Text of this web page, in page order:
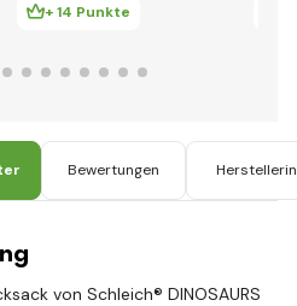
+ 14 Punkte
Bewertungen
von Schleich® DINOSAURS